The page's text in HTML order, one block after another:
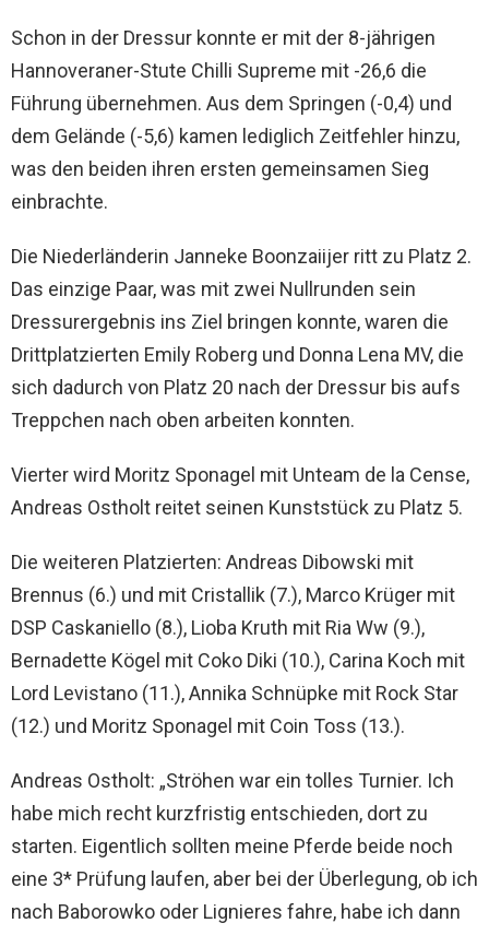
Schon in der Dressur konnte er mit der 8-jährigen
Hannoveraner-Stute Chilli Supreme mit -26,6 die
Führung übernehmen. Aus dem Springen (-0,4) und
dem Gelände (-5,6) kamen lediglich Zeitfehler hinzu,
was den beiden ihren ersten gemeinsamen Sieg
einbrachte.
Die Niederländerin Janneke Boonzaiijer ritt zu Platz 2.
Das einzige Paar, was mit zwei Nullrunden sein
Dressurergebnis ins Ziel bringen konnte, waren die
Drittplatzierten Emily Roberg und Donna Lena MV, die
sich dadurch von Platz 20 nach der Dressur bis aufs
Treppchen nach oben arbeiten konnten.
Vierter wird Moritz Sponagel mit Unteam de la Cense,
Andreas Ostholt reitet seinen Kunststück zu Platz 5.
Die weiteren Platzierten: Andreas Dibowski mit
Brennus (6.) und mit Cristallik (7.), Marco Krüger mit
DSP Caskaniello (8.), Lioba Kruth mit Ria Ww (9.),
Bernadette Kögel mit Coko Diki (10.), Carina Koch mit
Lord Levistano (11.), Annika Schnüpke mit Rock Star
(12.) und Moritz Sponagel mit Coin Toss (13.).
Andreas Ostholt: „Ströhen war ein tolles Turnier. Ich
habe mich recht kurzfristig entschieden, dort zu
starten. Eigentlich sollten meine Pferde beide noch
eine 3* Prüfung laufen, aber bei der Überlegung, ob ich
nach Baborowko oder Lignieres fahre, habe ich dann